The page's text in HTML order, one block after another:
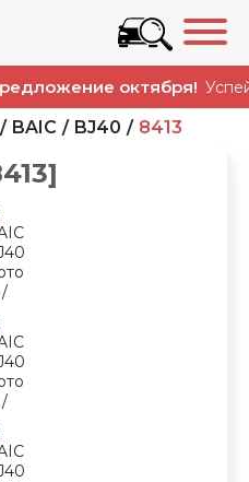
октября!Успейте
BAIC BJ40 8413